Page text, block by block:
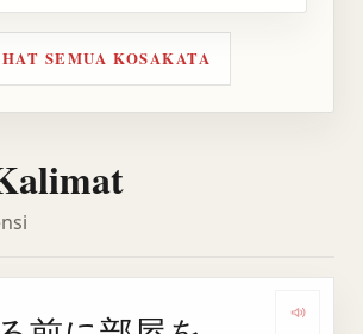
SEMUA KOSAKATA